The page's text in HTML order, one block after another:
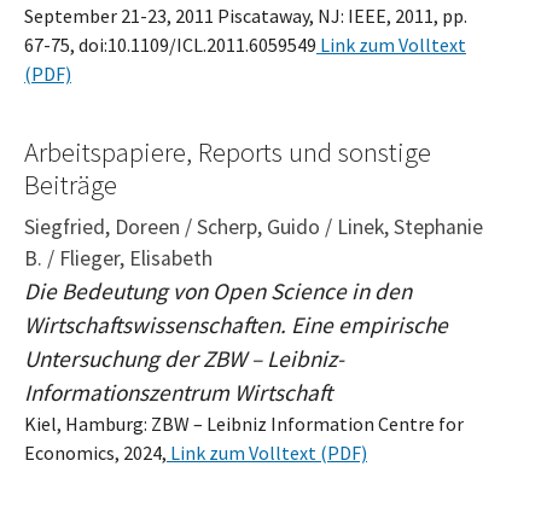
September 21-23, 2011 Piscataway, NJ: IEEE, 2011, pp.
67-75, doi:10.1109/ICL.2011.6059549 Link zum Volltext
(PDF)
Arbeitspapiere, Reports und sonstige
Beiträge
Siegfried, Doreen / Scherp, Guido / Linek, Stephanie
B. / Flieger, Elisabeth
Die Bedeutung von Open Science in den
Wirtschaftswissenschaften. Eine empirische
Untersuchung der ZBW – Leibniz-
Informationszentrum Wirtschaft
Kiel, Hamburg: ZBW – Leibniz Information Centre for
Economics, 2024, Link zum Volltext (PDF)